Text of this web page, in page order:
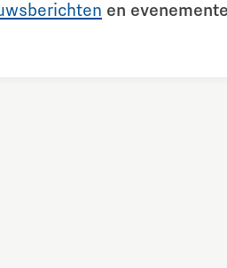
en